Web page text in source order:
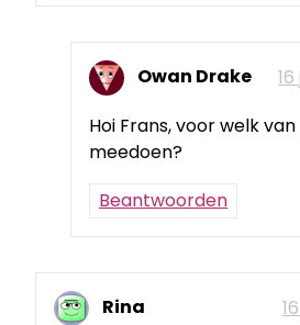
Owan Drake
Hoi Frans, voor welk
meedoen?
Beantwoorden
Rina